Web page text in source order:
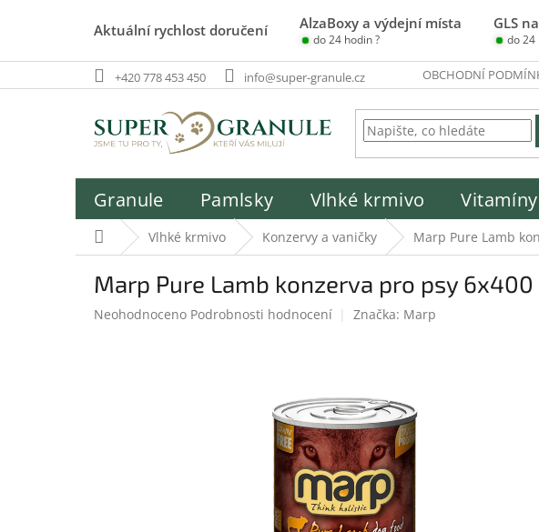
Aktuální rychlost doručení AlzaBoxy a výdejní místa GLS
do 24 hodin ? do 24
+420 778 453 450 info@super-granule.cz OBCHODNÍ
Granule Pamlsky Vlhké krmivo
Domů Vlhké krmivo Konzervy a vaničky Marp Pure Lamb
Marp Pure Lamb konzerva pro psy 6x400
Průměrné
Neohodnoceno Podrobnosti hodnocení Značka: Marp